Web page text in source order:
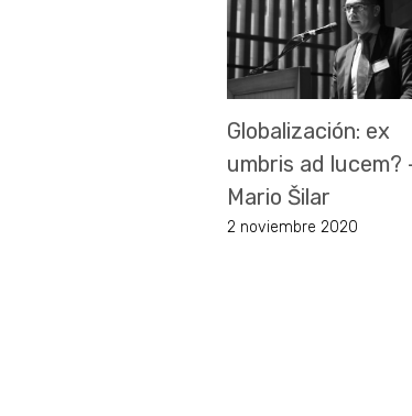
Globalización: ex
umbris ad lucem?
Mario Šilar
2 noviembre 2020